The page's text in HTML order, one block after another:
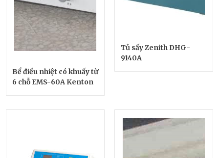
Bể điều nhiệt có khuấy từ
6 chỗ EMS-60A Kenton
Tủ sấy Zenith DHG-
9140A